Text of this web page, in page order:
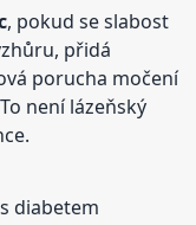
, pokud se slabost
přidá
porucha močení
není lázeňský
diabetem